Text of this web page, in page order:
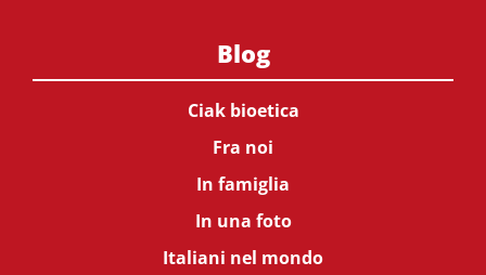
Blog
Ciak bioetica
Fra noi
In famiglia
In una foto
Italiani nel mondo